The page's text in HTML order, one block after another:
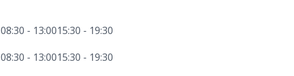
08:30 - 13:0015:30 - 19:30
08:30 - 13:0015:30 - 19:30